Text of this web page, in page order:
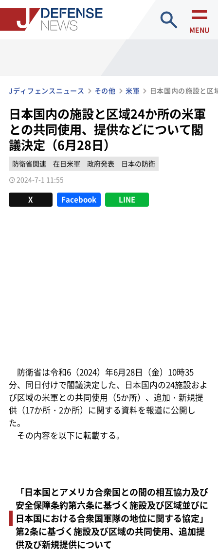
site search
MENU
Jディフェンスニュース その他 米軍
日本国内の施設と区域24か所の米軍
との共同使用、提供などについて閣
議決定（6月28日）
防衛省関連 在日米軍 政府発表
日本の防衛
2024-7-1 11:55
X Facebook LINE
防衛省は令和6（2024）年6月28日（金）10時35
分、同日付けで閣議決定した、日本国内の24施設およ
び区域の米軍との共同使用（5か所）、追加・新規提
供（17か所・2か所）に関する資料を報道に公開し
た。
その内容を以下に転載する。
「日本国とアメリカ合衆国との間の相互協力及び
安全保障条約第六条に基づく施設及び区域並びに
日本国における合衆国軍隊の地位に関する協定」
第2条に基づく施設及び区域の共同使用、追加提
供及び新規提供について